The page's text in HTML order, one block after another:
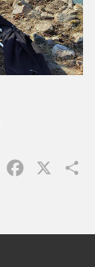
Facebook